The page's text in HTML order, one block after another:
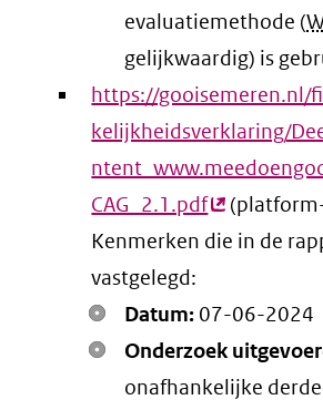
evaluatiemethode (
gelijkwaardig) is
https://gooisemeren.nl/
kelijkheidsverklaring/
CAG_2.1.pdf(externe
link)
Kenmerken die in de
vastgelegd:
Datum: 07-06-2024
Onderzoek
onafhankelijke